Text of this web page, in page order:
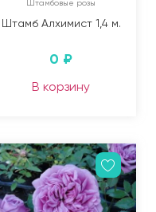
Штамбовые розы
Штамб Алхимист 1,4 м.
0 ₽
В корзину